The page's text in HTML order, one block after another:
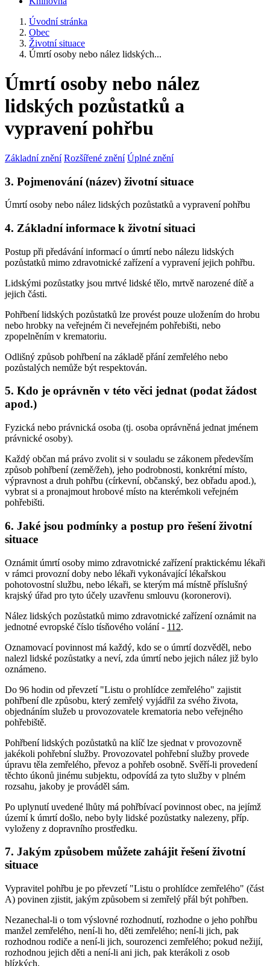
Úvodní stránka
Obec
Životní situace
Úmrtí osoby nebo nález lidských...
Úmrtí osoby nebo nález
lidských pozůstatků a
vypravení pohřbu
Základní znění Rozšířené znění Úplné znění
3. Pojmenování (název) životní situace
Úmrtí osoby nebo nález lidských pozůstatků a vypravení pohřbu
4. Základní informace k životní situaci
Postup při předávání informací o úmrtí nebo nálezu lidských
pozůstatků mimo zdravotnické zařízení a vypravení jejich pohřbu.
Lidskými pozůstatky jsou mrtvé lidské tělo, mrtvě narozené dítě a
jejich části.
Pohřbení lidských pozůstatků lze provést pouze uložením do hrobu
nebo hrobky na veřejném či neveřejném pohřebišti, nebo
zpopelněním v krematoriu.
Odlišný způsob pohřbení na základě přání zemřelého nebo
pozůstalých nemůže být respektován.
5. Kdo je oprávněn v této věci jednat (podat žádost
apod.)
Fyzická nebo právnická osoba (tj. osoba oprávněná jednat jménem
právnické osoby).
Každý občan má právo zvolit si v souladu se zákonem především
způsob pohřbení (země/žeh), jeho podrobnosti, konkrétní místo,
výpravnost a druh pohřbu (církevní, občanský, bez obřadu apod.),
vybrat si a pronajmout hrobové místo na kterémkoli veřejném
pohřebišti.
6. Jaké jsou podmínky a postup pro řešení životní
situace
Oznámit úmrtí osoby mimo zdravotnické zařízení praktickému lékaři
v rámci provozní doby nebo lékaři vykonávající lékařskou
pohotovostní službu, nebo lékaři, se kterým má místně příslušný
krajský úřad pro tyto účely uzavřenu smlouvu (koronerovi).
Nález lidských pozůstatků mimo zdravotnické zařízení oznámit na
jednotné evropské číslo tísňového volání - 112.
Oznamovací povinnost má každý, kdo se o úmrtí dozvěděl, nebo
nalezl lidské pozůstatky a neví, zda úmrtí nebo jejich nález již bylo
oznámeno.
Do 96 hodin od převzetí "Listu o prohlídce zemřelého" zajistit
pohřbení dle způsobu, který zemřelý vyjádřil za svého života,
objednáním služeb u provozovatele krematoria nebo veřejného
pohřebiště.
Pohřbení lidských pozůstatků na klíč lze sjednat v provozovně
jakékoli pohřební služby. Provozovatel pohřební služby provede
úpravu těla zemřelého, převoz a pohřeb osobně. Svěří-li provedení
těchto úkonů jinému subjektu, odpovídá za tyto služby v plném
rozsahu, jakoby je prováděl sám.
Po uplynutí uvedené lhůty má pohřbívací povinnost obec, na jejímž
území k úmrtí došlo, nebo byly lidské pozůstatky nalezeny, příp.
vyloženy z dopravního prostředku.
7. Jakým způsobem můžete zahájit řešení životní
situace
Vypravitel pohřbu je po převzetí "Listu o prohlídce zemřelého" (část
A) povinen zjistit, jakým způsobem si zemřelý přál být pohřben.
Nezanechal-li o tom výslovné rozhodnutí, rozhodne o jeho pohřbu
manžel zemřelého, není-li ho, děti zemřelého; není-li jich, pak
rozhodnou rodiče a není-li jich, sourozenci zemřelého; pokud nežijí,
rozhodnou jejich děti a není-li ani jich, pak kterákoli z osob
blízkých.